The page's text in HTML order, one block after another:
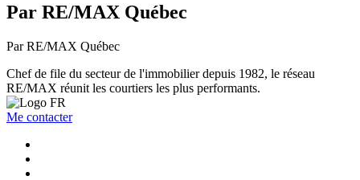
Par RE/MAX Québec
Par RE/MAX Québec
Chef de file du secteur de l'immobilier depuis 1982, le réseau
RE/MAX réunit les courtiers les plus performants.
Me contacter